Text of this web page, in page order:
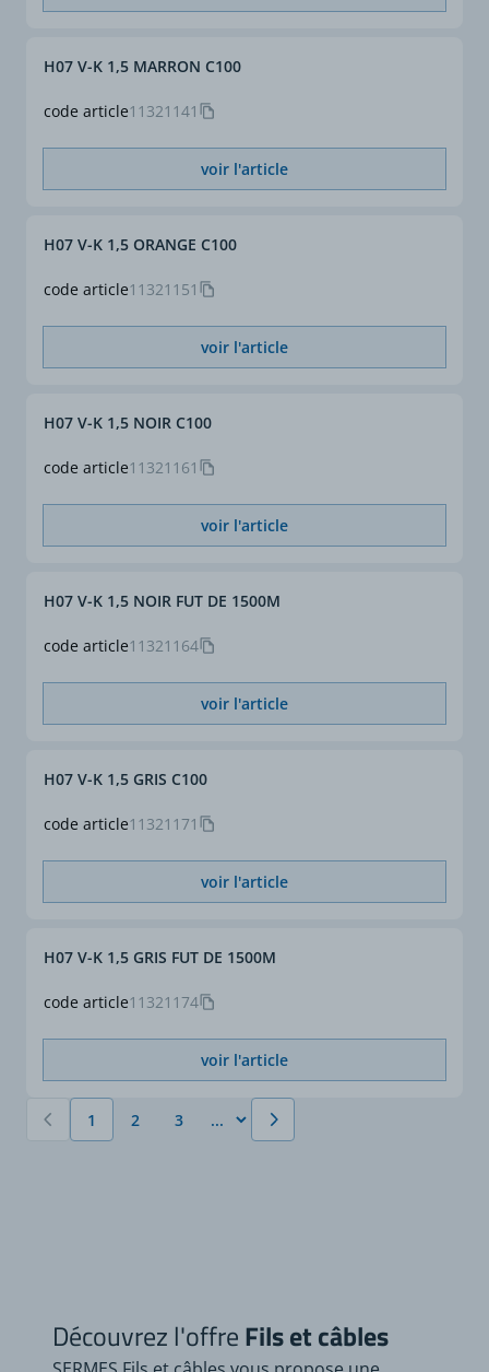
sont différentes, il
code article11321141
H07 V-K 1,5 MARRON C100
voir l'article
code article11321151
H07 V-K 1,5 ORANGE C100
voir l'article
code article11321161
H07 V-K 1,5 NOIR C100
voir l'article
code article11321164
H07 V-K 1,5 NOIR FUT DE 1500M
voir l'article
code article11321171
H07 V-K 1,5 GRIS C100
voir l'article
code article11321174
H07 V-K 1,5 GRIS FUT DE 1500M
voir l'article
Vous lisez actuellement la page
1 Page
2 Page
3
Découvrez l'offreFils et câbles